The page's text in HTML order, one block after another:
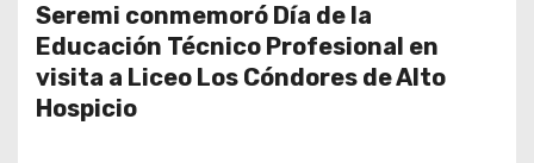
Seremi conmemoró Día de la
Educación Técnico Profesional en
visita a Liceo Los Cóndores de Alto
Hospicio